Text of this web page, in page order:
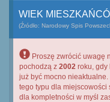
WIEK
(Źródło: Narodowy Spis
Proszę zwrócić uwagę
pochodzą z 2002 roku, gdy
już być mocno
tego typu dla miejscowości
dla kompletności w myśl